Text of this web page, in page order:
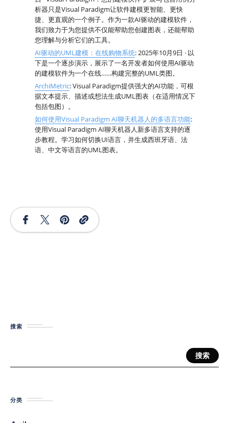
析器只是Visual Paradigm让软件建模更智能、更快
捷、更直观的一个例子。作为一款AI驱动的建模软件，
我们致力于为您提供不仅能帮助您创建图表，还能帮助
您理解与分析它们的工具。
AI驱动的UML建模：在线购物系统: 2025年10月9日 · 以
下是一个逐步演示，展示了一名开发者如何使用AI驱动
的建模软件为一个在线……构建完整的UML类图。
ArchiMetric: Visual Paradigm提供强大的AI功能，可根
据文本提示、描述或想法生成UML图表（在适用情况下
包括包图）。
如何使用Visual Paradigm AI聊天机器人的多语言功能:
使用Visual Paradigm AI聊天机器人新多语言支持的逐
步教程。学习如何切换UI语言，并生成西班牙语、法
语、中文等语言的UML图表。
搜索
搜索
分类